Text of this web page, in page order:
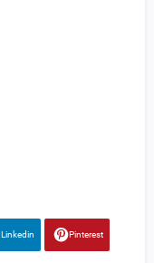
Linkedin Pinterest